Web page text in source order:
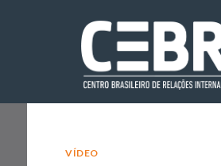
VÍDEO